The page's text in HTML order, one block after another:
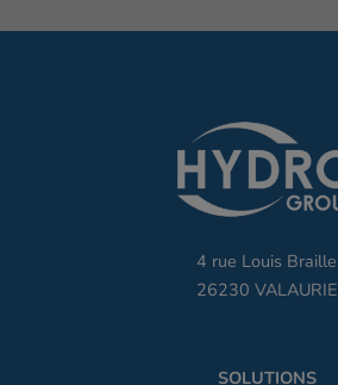
4 rue Louis Braille
26230 VALAURIE
SOLUTIONS